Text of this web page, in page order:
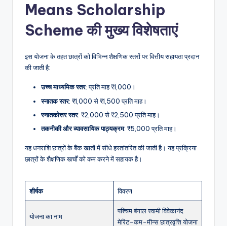
Means Scholarship
Schemeकी मुख्य विशेषताएं
इस योजना के तहत छात्रों को विभिन्न शैक्षणिक स्तरों पर वित्तीय सहायता प्रदान
की जाती है:
उच्चमाध्यमिकस्तर: प्रति माह ₹1,000।
स्नातकस्तर: ₹1,000 से ₹1,500 प्रति माह।
स्नातकोत्तरस्तर: ₹2,000 से ₹2,500 प्रति माह।
तकनीकीऔरव्यावसायिकपाठ्यक्रम: ₹5,000 प्रति माह।
यह धनराशि छात्रों के बैंक खातों में सीधे हस्तांतरित की जाती है। यह प्रक्रिया
छात्रों के शैक्षणिक खर्चों को कम करने में सहायक है।
शीर्षक विवरण
योजना का नाम
पश्चिम बंगाल स्वामी विवेकानंद
मेरिट-कम-मीन्स छात्रवृत्ति योजना